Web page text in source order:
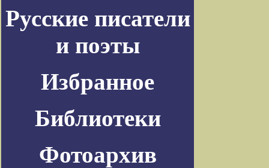
Русские писатели
и поэты
Избранное
Библиотеки
Фотоархив